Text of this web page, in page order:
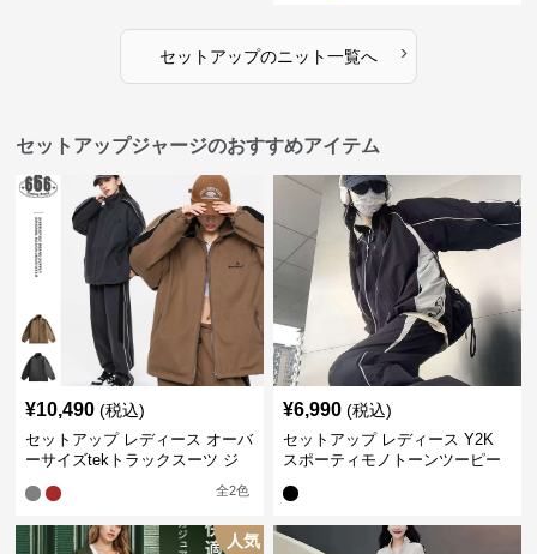
セットアップのニット一覧へ ›
セットアップジャージのおすすめアイテム
¥10,490 (税込)
セットアップ レディース オーバ
ーサイズtekトラックスーツ ジ
全2色
¥6,990 (税込)
セットアップ レディース Y2K
スポーティモノトーンツーピー
人気